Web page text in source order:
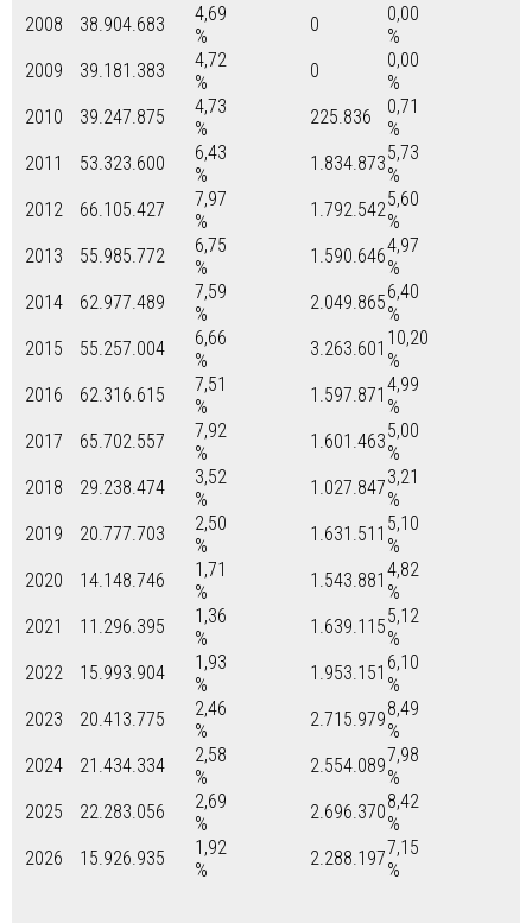
2008
38.904.683
4,69
%
0
0,00
%
2009
39.181.383
4,72
%
0
0,00
%
2010
39.247.875
4,73
%
225.836
0,71
%
2011
53.323.600
6,43
%
1.834.8735,73
%
2012
66.105.427
7,97
%
1.792.5425,60
%
2013
55.985.772
6,75
%
1.590.6464,97
%
2014
62.977.489
7,59
%
2.049.8656,40
%
2015
55.257.004
6,66
%
3.263.601 10,20
%
2016
62.316.615
7,51
%
1.597.871 4,99
%
2017
65.702.557
7,92
%
1.601.4635,00
%
2018
29.238.474
3,52
%
1.027.8473,21
%
2019
20.777.703
2,50
%
1.631.511 5,10
%
2020
14.148.746
1,71
%
1.543.881 4,82
%
2021
11.296.395
1,36
%
1.639.1155,12
%
2022
15.993.904
1,93
%
1.953.151 6,10
%
2023
20.413.775
2,46
%
2.715.9798,49
%
2024
21.434.334
2,58
%
2.554.0897,98
%
2025
22.283.056
2,69
%
2.696.3708,42
%
2026
15.926.935
1,92
%
2.288.1977,15
%